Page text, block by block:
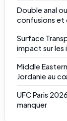
Double anal
confusions et
Surface
impact sur
Middle
Jordanie au
UFC Paris
manquer